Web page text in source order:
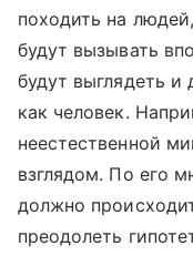
походить на
будут вызывать
будут выглядеть и
как человек.
неестественной
взглядом. По его
должно
преодолеть